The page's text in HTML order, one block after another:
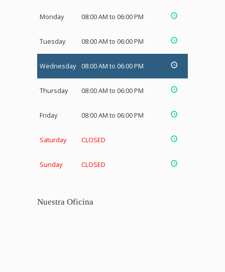
Monday 08:00 AM to 06:00 PM
Tuesday 08:00 AM to 06:00 PM
Wednesday 08:00 AM to 06:00 PM
Thursday 08:00 AM to 06:00 PM
Friday 08:00 AM to 06:00 PM
Saturday CLOSED
Sunday CLOSED
Nuestra Oficina